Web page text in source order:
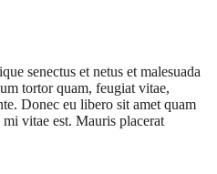
senectus et netus et malesuada
tortor quam, feugiat vitae,
Donec eu libero sit amet quam
mi vitae est. Mauris placerat